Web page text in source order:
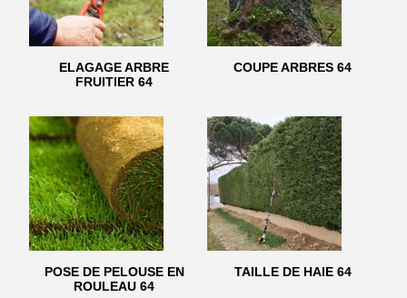
ELAGAGE ARBRE
FRUITIER 64
COUPE ARBRES 64
POSE DE PELOUSE EN
ROULEAU 64
TAILLE DE HAIE 64